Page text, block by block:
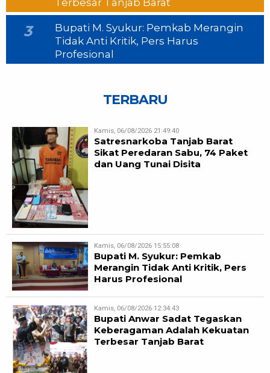
3
Bupati M. Syukur: Pemkab Merangin
Tidak Anti Kritik, Pers Harus
Profesional
TERBARU
Kamis, 06/08/2026 21:49:40
Satresnarkoba Tanjab Barat
Sikat Peredaran Sabu, 74 Paket
dan Uang Tunai Disita
Kamis, 06/08/2026 15:55:08
Bupati M. Syukur: Pemkab
Merangin Tidak Anti Kritik, Pers
Harus Profesional
Kamis, 06/08/2026 12:34:43
Bupati Anwar Sadat Tegaskan
Keberagaman Adalah Kekuatan
Terbesar Tanjab Barat